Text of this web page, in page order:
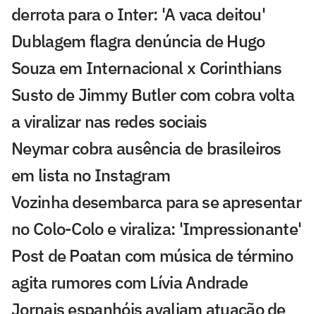
derrota para o Inter: 'A vaca deitou'
Dublagem flagra denúncia de Hugo
Souza em Internacional x Corinthians
Susto de Jimmy Butler com cobra volta
a viralizar nas redes sociais
Neymar cobra ausência de brasileiros
em lista no Instagram
Vozinha desembarca para se apresentar
no Colo-Colo e viraliza: 'Impressionante'
Post de Poatan com música de término
agita rumores com Lívia Andrade
Jornais espanhóis avaliam atuação de